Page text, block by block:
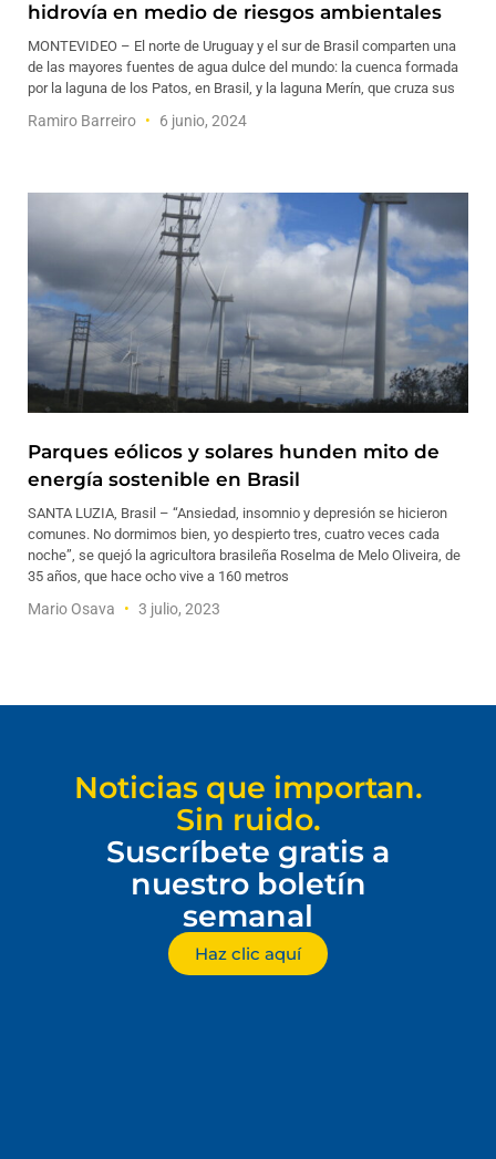
hidrovía en medio de riesgos ambientales
MONTEVIDEO – El norte de Uruguay y el sur de Brasil comparten una
de las mayores fuentes de agua dulce del mundo: la cuenca formada
por la laguna de los Patos, en Brasil, y la laguna Merín, que cruza sus
Ramiro Barreiro 6 junio, 2024
Parques eólicos y solares hunden mito de
energía sostenible en Brasil
SANTA LUZIA, Brasil – “Ansiedad, insomnio y depresión se hicieron
comunes. No dormimos bien, yo despierto tres, cuatro veces cada
noche”, se quejó la agricultora brasileña Roselma de Melo Oliveira, de
35 años, que hace ocho vive a 160 metros
Mario Osava 3 julio, 2023
Noticias que importan.
Sin ruido.
Suscríbete gratis a
nuestro boletín
semanal
Haz clic aquí